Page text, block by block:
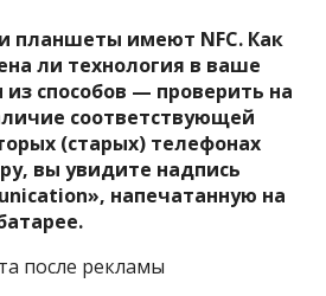
планшеты имеют NFC. Как
ли технология в ваше
из способов — проверить на
соответствующей
(старых) телефонах
вы увидите надпись
напечатанную на
после рекламы